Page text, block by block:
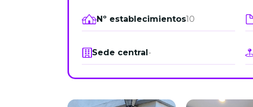
Nº establecimientos10
Sede central -